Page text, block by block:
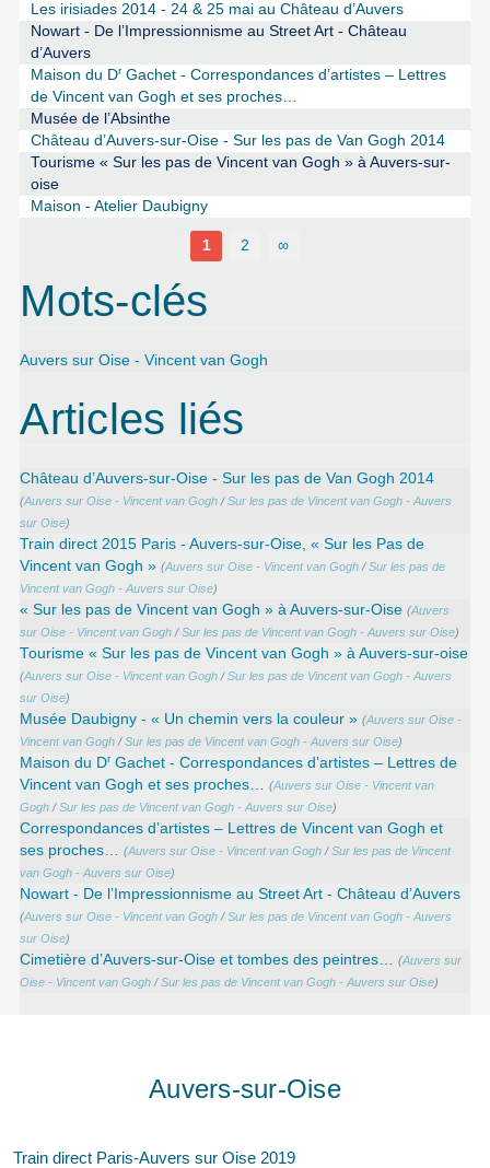
Les irisiades 2014 - 24 & 25 mai au Château d’Auvers
Nowart - De l’Impressionnisme au Street Art - Château
d’Auvers
Maison du DrGachet - Correspondances d’artistes – Lettres
de Vincent van Gogh et ses proches…
Musée de l’Absinthe
Château d’Auvers-sur-Oise - Sur les pas de Van Gogh 2014
Tourisme « Sur les pas de Vincent van Gogh » à Auvers-sur-
oise
Maison - Atelier Daubigny
1 2 ∞
Mots-clés
Auvers sur Oise - Vincent van Gogh
Articles liés
Château d’Auvers-sur-Oise - Sur les pas de Van Gogh 2014
(Auvers sur Oise - Vincent van Gogh /Sur les pas de Vincent van Gogh - Auvers
sur Oise)
Train direct 2015 Paris - Auvers-sur-Oise, « Sur les Pas de
Vincent van Gogh » (Auvers sur Oise - Vincent van Gogh /Sur les pas de
Vincent van Gogh - Auvers sur Oise)
« Sur les pas de Vincent van Gogh » à Auvers-sur-Oise (Auvers
sur Oise - Vincent van Gogh /Sur les pas de Vincent van Gogh - Auvers sur Oise)
Tourisme « Sur les pas de Vincent van Gogh » à Auvers-sur-oise
(Auvers sur Oise - Vincent van Gogh /Sur les pas de Vincent van Gogh - Auvers
sur Oise)
Musée Daubigny - « Un chemin vers la couleur » (Auvers sur Oise -
Vincent van Gogh /Sur les pas de Vincent van Gogh - Auvers sur Oise)
Maison du DrGachet - Correspondances d’artistes – Lettres de
Vincent van Gogh et ses proches…
(Auvers sur Oise - Vincent van
Gogh /Sur les pas de Vincent van Gogh - Auvers sur Oise)
Correspondances d’artistes – Lettres de Vincent van Gogh et
ses proches…
(Auvers sur Oise - Vincent van Gogh /Sur les pas de Vincent
van Gogh - Auvers sur Oise)
Nowart - De l’Impressionnisme au Street Art - Château d’Auvers
(Auvers sur Oise - Vincent van Gogh /Sur les pas de Vincent van Gogh - Auvers
sur Oise)
Cimetière d’Auvers-sur-Oise et tombes des peintres… (Auvers sur
Oise - Vincent van Gogh /Sur les pas de Vincent van Gogh - Auvers sur Oise)
Auvers-sur-Oise
Train direct Paris-Auvers sur Oise 2019